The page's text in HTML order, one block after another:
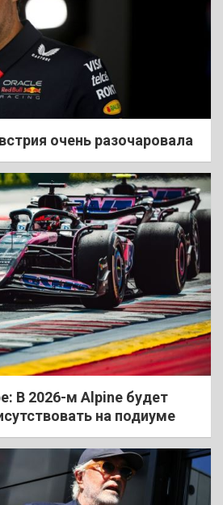
очень разочаровала
В 2026-м Alpine будет
на подиуме